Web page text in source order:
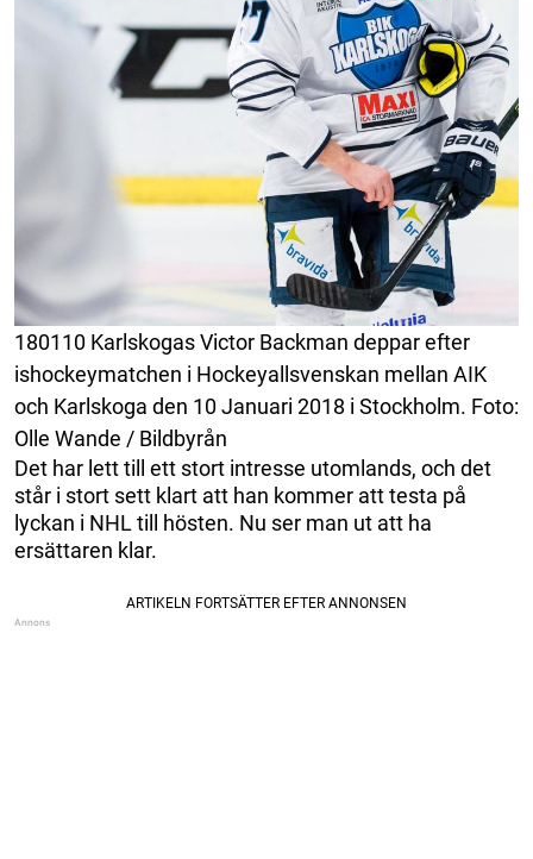
180110 Karlskogas Victor Backman deppar efter
ishockeymatchen i Hockeyallsvenskan mellan AIK
och Karlskoga den 10 Januari 2018 i Stockholm. Foto:
Olle Wande / Bildbyrån
Det har lett till ett stort intresse utomlands, och det
står i stort sett klart att han kommer att testa på
lyckan i NHL till hösten. Nu ser man ut att ha
ersättaren klar.